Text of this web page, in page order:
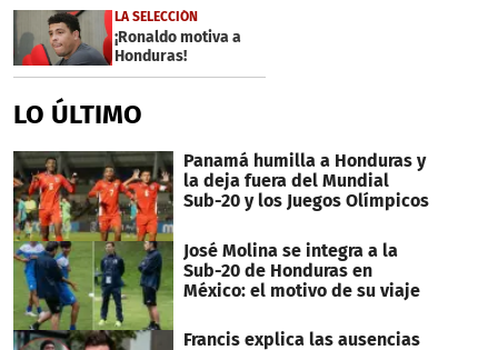
5
minutes,
35
seconds
LA SELECCIÓN
¡Ronaldo motiva a
Honduras!
LO ÚLTIMO
Panamá humilla a Honduras y
la deja fuera del Mundial
Sub-20 y los Juegos Olímpicos
José Molina se integra a la
Sub-20 de Honduras en
México: el motivo de su viaje
Francis explica las ausencias